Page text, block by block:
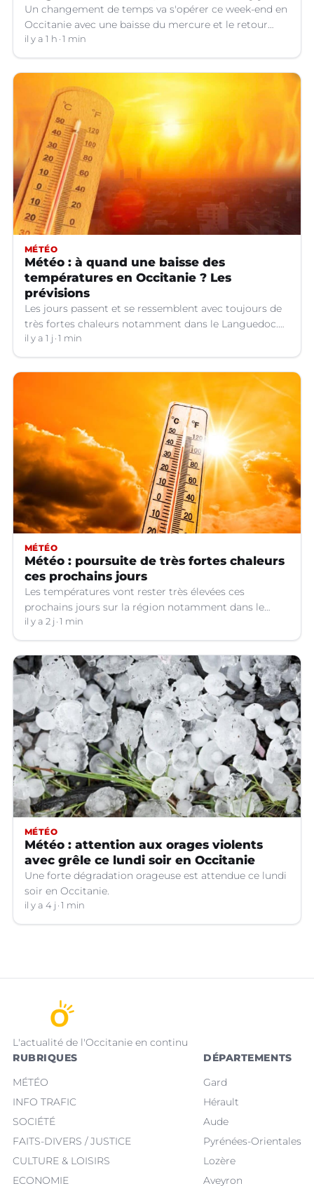
Un changement de temps va s'opérer ce week-end en
Occitanie avec une baisse du mercure et le retour
d'orages dans certains départements.
il y a 1 h 1 min
MÉTÉO
Météo : à quand une baisse des
températures en Occitanie ? Les
prévisions
Les jours passent et se ressemblent avec toujours de
très fortes chaleurs notamment dans le Languedoc.
Jusqu’à quand ?
il y a 1 j 1 min
MÉTÉO
Météo : poursuite de très fortes chaleurs
ces prochains jours
Les températures vont rester très élevées ces
prochains jours sur la région notamment dans le
Languedoc.
il y a 2 j 1 min
MÉTÉO
Météo : attention aux orages violents
avec grêle ce lundi soir en Occitanie
Une forte dégradation orageuse est attendue ce lundi
soir en Occitanie.
il y a 4 j 1 min
L'actualité de l'Occitanie en continu
RUBRIQUES
MÉTÉO
INFO TRAFIC
SOCIÉTÉ
FAITS-DIVERS / JUSTICE
CULTURE & LOISIRS
ECONOMIE
DÉPARTEMENTS
Gard
Hérault
Aude
Pyrénées-Orientales
Lozère
Aveyron